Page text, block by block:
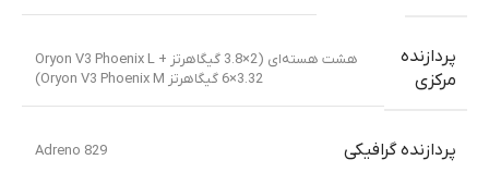
پردازنده
مرکزی
هشت هسته‌ای (2×3.8 گیگاهرتز Oryon V3 Phoenix L +
6×3.32 گیگاهرتز Oryon V3 Phoenix M)
پردازنده گرافیکی Adreno 829